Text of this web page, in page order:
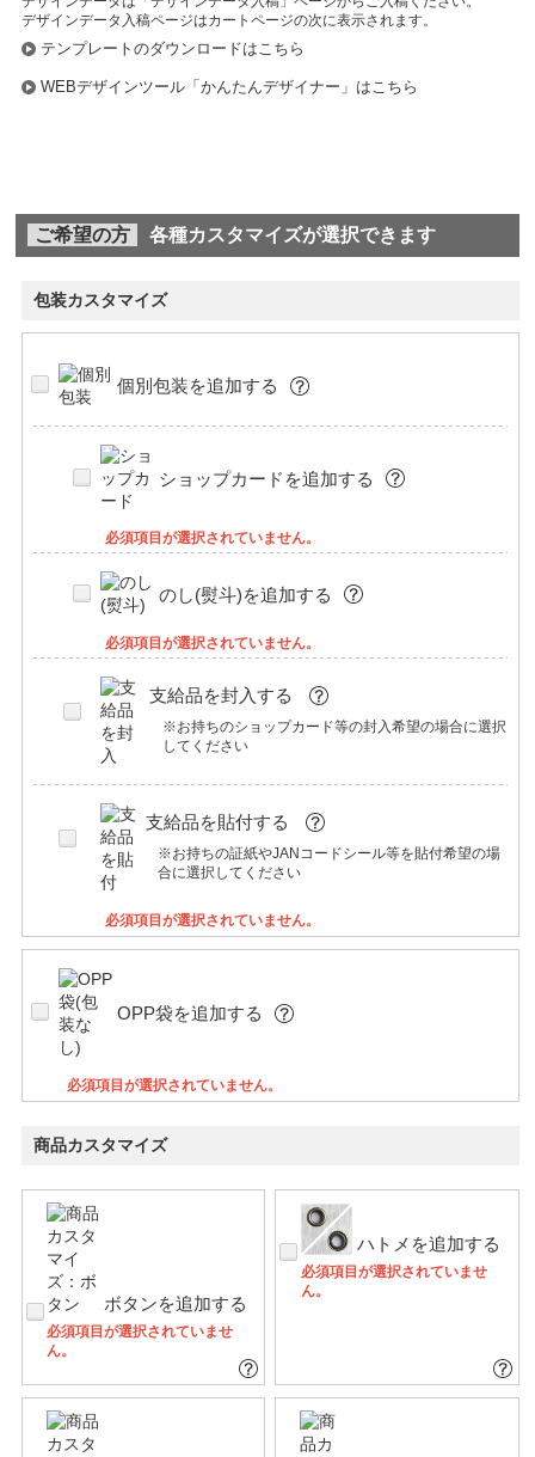
デザインデータ入稿ページはカートページの次に表示されます。
テンプレートのダウンロードはこちら
WEBデザインツール「かんたんデザイナー」はこちら
ご希望の方 各種カスタマイズが選択できます
包装カスタマイズ
個別包装を追加する
ショップカードを追加する
必須項目が選択されていません。
のし(熨斗)を追加する
必須項目が選択されていません。
支給品を封入する
※お持ちのショップカード等の封入希望の場合に選択
してください
支給品を貼付する
※お持ちの証紙やJANコードシール等を貼付希望の場
合に選択してください
必須項目が選択されていません。
OPP袋を追加する
必須項目が選択されていません。
商品カスタマイズ
ボタンを追加する
必須項目が選択されていませ
ん。
ハトメを追加する
必須項目が選択されていませ
ん。